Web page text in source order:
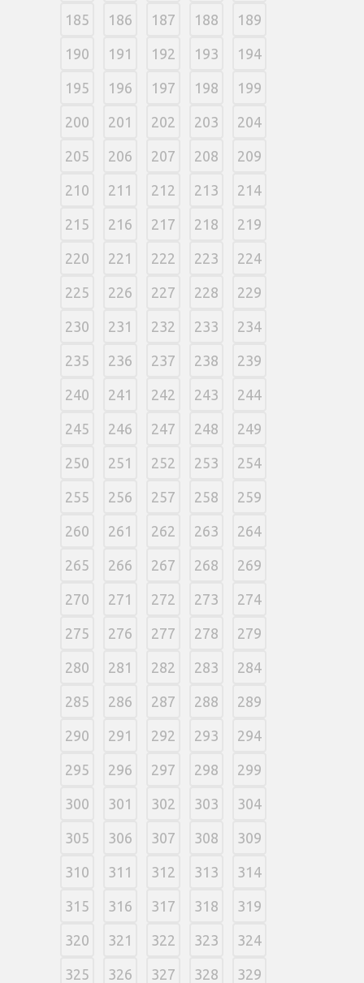
185 186 187 188 189
190 191 192 193 194
195 196 197 198 199
200 201 202 203 204
205 206 207 208 209
210 211 212 213 214
215 216 217 218 219
220 221 222 223 224
225 226 227 228 229
230 231 232 233 234
235 236 237 238 239
240 241 242 243 244
245 246 247 248 249
250 251 252 253 254
255 256 257 258 259
260 261 262 263 264
265 266 267 268 269
270 271 272 273 274
275 276 277 278 279
280 281 282 283 284
285 286 287 288 289
290 291 292 293 294
295 296 297 298 299
300 301 302 303 304
305 306 307 308 309
310 311 312 313 314
315 316 317 318 319
320 321 322 323 324
325 326 327 328 329